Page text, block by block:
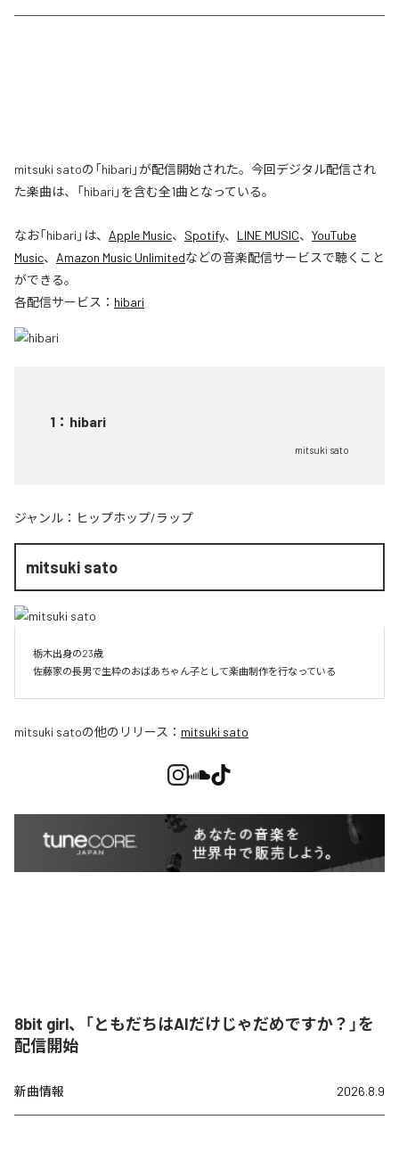
mitsuki satoの「hibari」が配信開始された。今回デジタル配信され
た楽曲は、「hibari」を含む全1曲となっている。
なお「hibari 」は、 Apple Music、 Spotify、 LINE MUSIC、 YouTube
Music、 Amazon Music Unlimitedなどの音楽配信サービスで聴くこと
ができる。
各配信サービス： hibari
1 ： hibari
mitsuki sato
ジャンル： ヒップホップ/ラップ
mitsuki sato
栃木出身の23歳
佐藤家の長男で生粋のおばあちゃん子として楽曲制作を行なっている
mitsuki satoの他のリリース： mitsuki sato
8bit girl、「ともだちはAIだけじゃだめですか？」を
配信開始
新曲情報 2026.8.9